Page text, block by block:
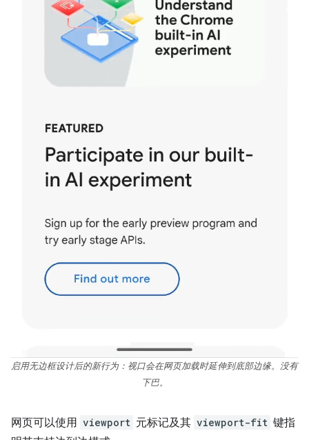
启用无边框设计后的新行为：视口会在网页加载时延伸到底部边缘。没有
下巴。
网页可以使用 viewport 元标记及其 viewport-fit 键指